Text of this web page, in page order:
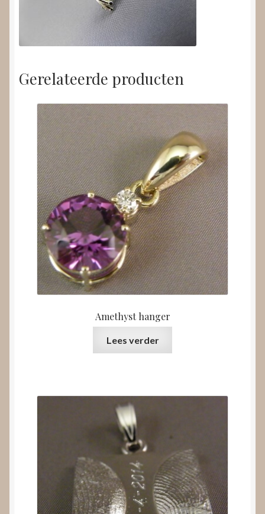
Gerelateerde producten
Amethyst hanger
Lees verder